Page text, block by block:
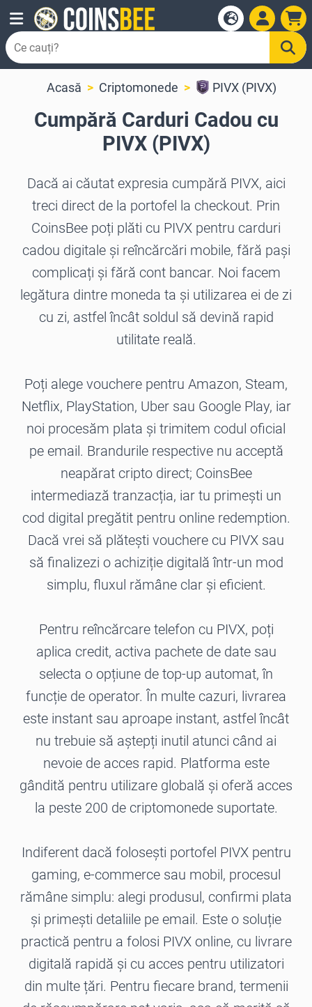
Acasă Criptomonede PIVX (PIVX)
Cumpără Carduri Cadou cu
PIVX (PIVX)
Dacă ai căutat expresia cumpără PIVX, aici
treci direct de la portofel la checkout. Prin
CoinsBee poți plăti cu PIVX pentru carduri
cadou digitale și reîncărcări mobile, fără pași
complicați și fără cont bancar. Noi facem
legătura dintre moneda ta și utilizarea ei de zi
cu zi, astfel încât soldul să devină rapid
utilitate reală.
Poți alege vouchere pentru Amazon, Steam,
Netflix, PlayStation, Uber sau Google Play, iar
noi procesăm plata și trimitem codul oficial
pe email. Brandurile respective nu acceptă
neapărat cripto direct; CoinsBee
intermediază tranzacția, iar tu primești un
cod digital pregătit pentru online redemption.
Dacă vrei să plătești vouchere cu PIVX sau
să finalizezi o achiziție digitală într-un mod
simplu, fluxul rămâne clar și eficient.
Pentru reîncărcare telefon cu PIVX, poți
aplica credit, activa pachete de date sau
selecta o opțiune de top-up automat, în
funcție de operator. În multe cazuri, livrarea
este instant sau aproape instant, astfel încât
nu trebuie să aștepți inutil atunci când ai
nevoie de acces rapid. Platforma este
gândită pentru utilizare globală și oferă acces
la peste 200 de criptomonede suportate.
Indiferent dacă folosești portofel PIVX pentru
gaming, e-commerce sau mobil, procesul
rămâne simplu: alegi produsul, confirmi plata
și primești detaliile pe email. Este o soluție
practică pentru a folosi PIVX online, cu livrare
digitală rapidă și cu acces pentru utilizatori
din multe țări. Pentru fiecare brand, termenii